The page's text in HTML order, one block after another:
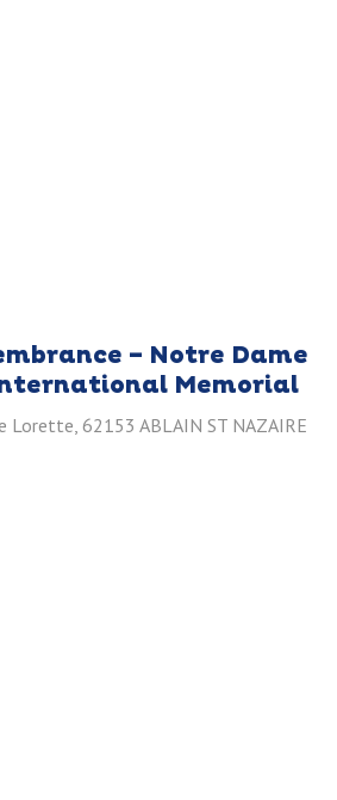
– Notre Dame
Memorial
Lorette, 62153 ABLAIN ST NAZAIRE